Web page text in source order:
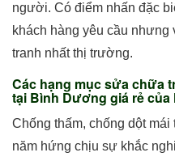
người. Có điểm nhấn đặc
khách hàng yêu cầu nhưng
tranh nhất thị trường.
Các hạng mục sửa chữa
tại Bình Dương giá rẻ của
Chống thấm, chống dột
năm hứng chịu sự khắc